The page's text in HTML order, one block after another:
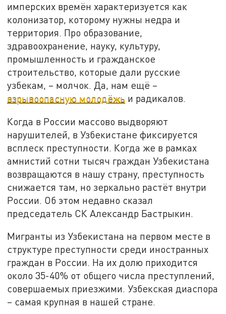
имперских времён характеризуется как
колонизатор, которому нужны недра и
территория. Про образование,
здравоохранение, науку, культуру,
промышленность и гражданское
строительство, которые дали русские
узбекам, – молчок. Да, нам ещё –
взрывоопасную молодёжь и радикалов.
Когда в России массово выдворяют
нарушителей, в Узбекистане фиксируется
всплеск преступности. Когда же в рамках
амнистий сотни тысяч граждан Узбекистана
возвращаются в нашу страну, преступность
снижается там, но зеркально растёт внутри
России. Об этом недавно сказал
председатель СК Александр Бастрыкин.
Мигранты из Узбекистана на первом месте в
структуре преступности среди иностранных
граждан в России. На их долю приходится
около 35-40% от общего числа преступлений,
совершаемых приезжими. Узбекская диаспора
– самая крупная в нашей стране.